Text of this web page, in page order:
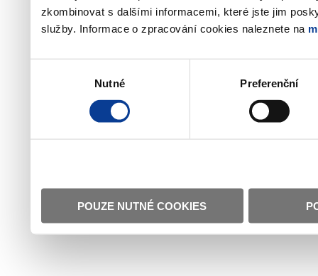
zkombinovat s dalšími informacemi, které jste jim
služby. Informace o zpracování cookies naleznete na
Nutné Preferenční
POUZE NUTNÉ COOKIES